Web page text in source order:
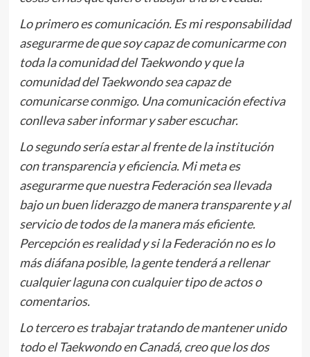
Lo primero es comunicación. Es mi responsabilidad
asegurarme de que soy capaz de comunicarme con
toda la comunidad del Taekwondo y que la
comunidad del Taekwondo sea capaz de
comunicarse conmigo. Una comunicación efectiva
conlleva saber informar y saber escuchar.
Lo segundo sería estar al frente de la institución
con transparencia y eficiencia. Mi meta es
asegurarme que nuestra Federación sea llevada
bajo un buen liderazgo de manera transparente y al
servicio de todos de la manera más eficiente.
Percepción es realidad y si la Federación no es lo
más diáfana posible, la gente tenderá a rellenar
cualquier laguna con cualquier tipo de actos o
comentarios.
Lo tercero es trabajar tratando de mantener unido
todo el Taekwondo en Canadá, creo que los dos